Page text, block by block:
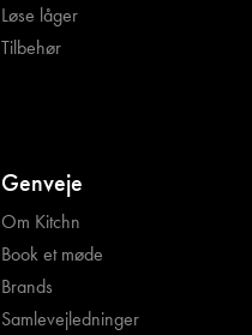
Løse låger
Tilbehør
Genveje
Om Kitchn
Book et møde
Brands
Samlevejledninger